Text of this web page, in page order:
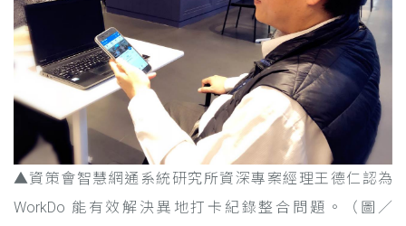
▲資策會智慧網通系統研究所資深專案經理王德仁認為
WorkDo 能有效解決異地打卡紀錄整合問題。（圖／